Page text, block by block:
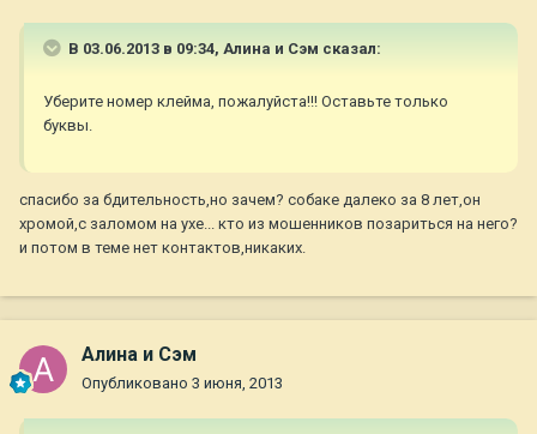
В 03.06.2013 в 09:34, Алина и Сэм сказал:
Уберите номер клейма, пожалуйста!!! Оставьте только
буквы.
спасибо за бдительность,но зачем? собаке далеко за 8 лет,он
хромой,с заломом на ухе... кто из мошенников позариться на него?
и потом в теме нет контактов,никаких.
Алина и Сэм
Опубликовано 3 июня, 2013